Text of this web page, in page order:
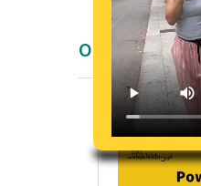
Opowiadanie